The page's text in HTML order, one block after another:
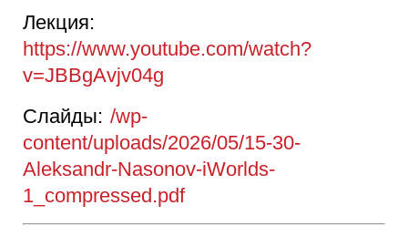
Лекция:
https://www.youtube.com/watch?
v=JBBgAvjv04g
Слайды: /wp-
content/uploads/2026/05/15-30-
Aleksandr-Nasonov-iWorlds-
1_compressed.pdf